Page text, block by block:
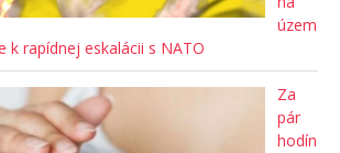
územ
k rapídnej eskalácii s NATO
Za
pár
hodín